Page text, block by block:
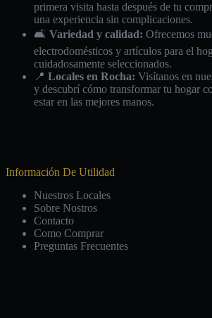
primera visita hasta después de tu
una experiencia sin complicaciones.
🛋️ Variedad y calidad: Ofrecemos
electrodomésticos y artículos para el
cuidadosamente seleccionados.
📍 Locales en Rocha: Visítanos en
y descubrí cómo transformar tu hogar
estar en las mejores manos.
Información De Utilidad
Nuestros Locales
Sobre Nostros
Contacto
Como Comprar
Preguntas Frecuentes